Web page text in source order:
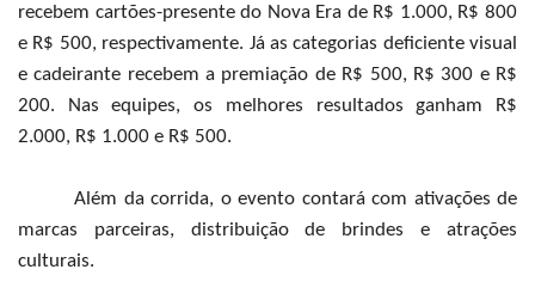
recebem cartões-presente do Nova Era de R$ 1.000, R$ 800
e R$ 500, respectivamente. Já as categorias deficiente visual
e cadeirante recebem a premiação de R$ 500, R$ 300 e R$
200. Nas equipes, os melhores resultados ganham R$
2.000, R$ 1.000 e R$ 500.
Além da corrida, o evento contará com ativações de
marcas parceiras, distribuição de brindes e atrações
culturais.